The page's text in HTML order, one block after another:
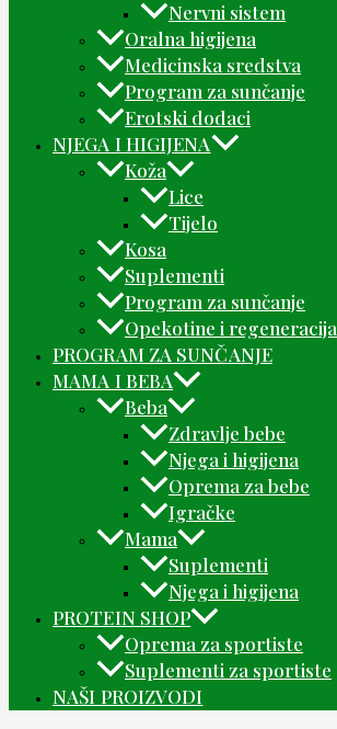
Nervni sistem
Oralna higijena
Medicinska sredstva
Program za sunčanje
Erotski dodaci
NJEGA I HIGIJENA
Koža
Lice
Tijelo
Kosa
Suplementi
Program za sunčanje
Opekotine i regeneracija
PROGRAM ZA SUNČANJE
MAMA I BEBA
Beba
Zdravlje bebe
Njega i higijena
Oprema za bebe
Igračke
Mama
Suplementi
Njega i higijena
PROTEIN SHOP
Oprema za sportiste
Suplementi za sportiste
NAŠI PROIZVODI